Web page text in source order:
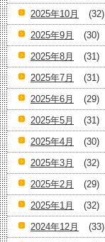
2025年10月
(32)
2025年9月
(30)
2025年8月
(31)
2025年7月
(31)
2025年6月
(29)
2025年5月
(31)
2025年4月
(30)
2025年3月
(32)
2025年2月
(29)
2025年1月
(32)
2024年12月
(33)